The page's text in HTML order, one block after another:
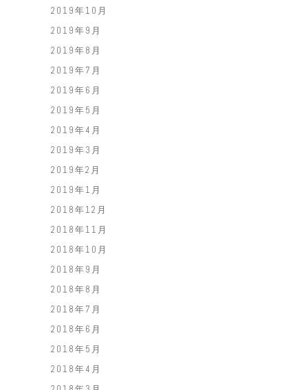
2019年10月
2019年9月
2019年8月
2019年7月
2019年6月
2019年5月
2019年4月
2019年3月
2019年2月
2019年1月
2018年12月
2018年11月
2018年10月
2018年9月
2018年8月
2018年7月
2018年6月
2018年5月
2018年4月